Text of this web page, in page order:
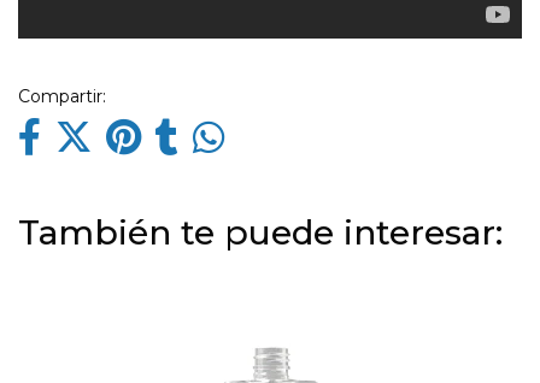
Compartir:
También te puede interesar: